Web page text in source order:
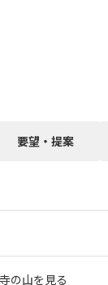
要望・提案
の山を見る